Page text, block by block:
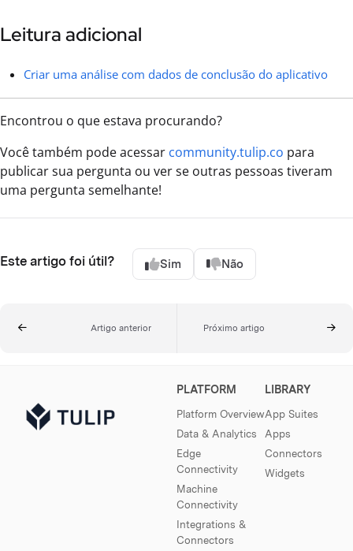
Leitura adicional
Criar uma análise com dados de conclusão do aplicativo
Encontrou o que estava procurando?
Você também pode acessar community.tulip.co para
publicar sua pergunta ou ver se outras pessoas tiveram
uma pergunta semelhante!
Este artigo foi útil? Sim Não
Artigo anterior Próximo artigo
PLATFORM
Platform Overview
Data & Analytics
Edge
Connectivity
Machine
Connectivity
Integrations &
Connectors
LIBRARY
App Suites
Apps
Connectors
Widgets